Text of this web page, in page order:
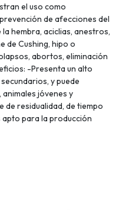
el uso como
de afecciones del
hembra, aciclias, anestros,
de Cushing, hipo o
abortos, eliminación
-Presenta un alto
y puede
jóvenes y
de residualidad, de tiempo
para la producción